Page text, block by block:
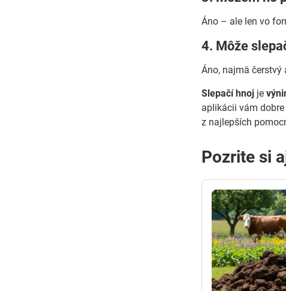
Áno – ale len vo
4. Môže
Áno, najmä čerstvý
Slepačí hnoj je
aplikácii vám
z najlepších
Pozrite si